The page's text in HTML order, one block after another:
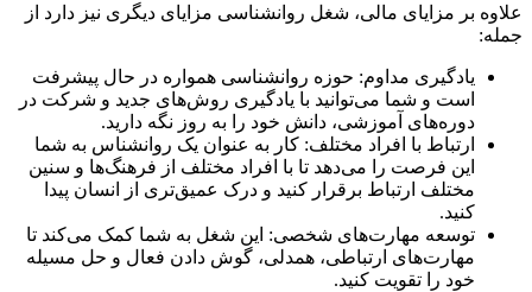
علاوه بر مزایای مالی، شغل روانشناسی مزایای دیگری نیز دارد از
جمله:
یادگیری مداوم: حوزه روانشناسی همواره در حال پیشرفت
است و شما می‌توانید با یادگیری روش‌های جدید و شرکت در
دوره‌های آموزشی، دانش خود را به روز نگه دارید.
ارتباط با افراد مختلف: کار به عنوان یک روانشناس به شما
این فرصت را می‌دهد تا با افراد مختلف از فرهنگ‌ها و سنین
مختلف ارتباط برقرار کنید و درک عمیق‌تری از انسان پیدا
کنید.
توسعه مهارت‌های شخصی: این شغل به شما کمک می‌کند تا
مهارت‌های ارتباطی، همدلی، گوش دادن فعال و حل مسیله
خود را تقویت کنید.